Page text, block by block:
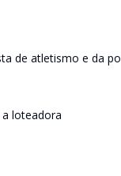
de atletismo e da
loteadora